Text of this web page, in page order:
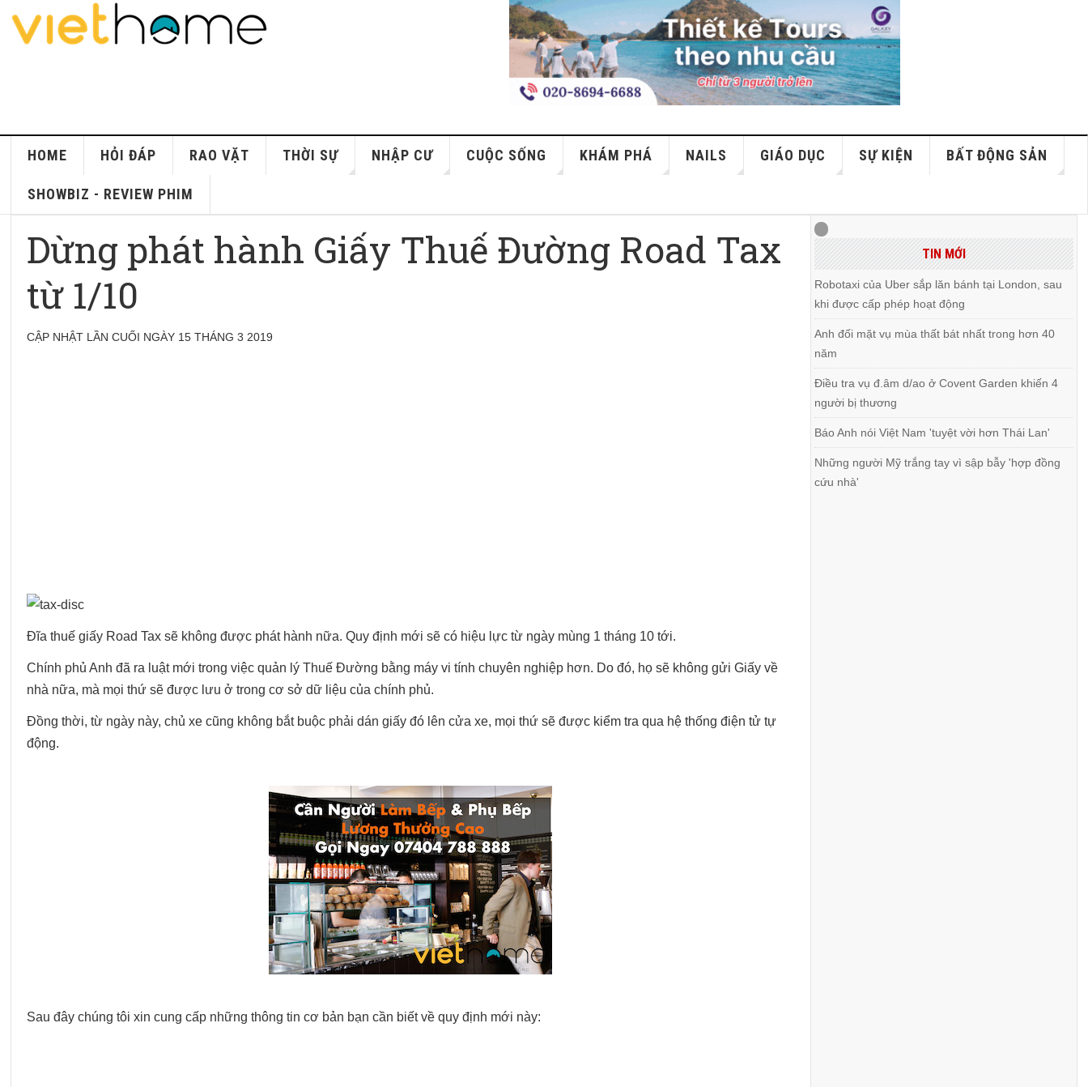
HOME HỎI ĐÁP RAO VẶT THỜI SỰ NHẬP CƯ CUỘC SỐNG KHÁM PHÁ NAILS GIÁO DỤC SỰ KIỆN BẤT ĐỘNG SẢN
SHOWBIZ - REVIEW PHIM
Dừng phát hành Giấy Thuế Đường Road Tax
từ 1/10
CẬP NHẬT LẦN CUỐI NGÀY 15 THÁNG 3 2019
Đĩa thuế giấy Road Tax sẽ không được phát hành nữa. Quy định mới sẽ có hiệu lực từ ngày mùng 1 tháng 10 tới.
Chính phủ Anh đã ra luật mới trong việc quản lý Thuế Đường bằng máy vi tính chuyên nghiệp hơn. Do đó, họ sẽ không gửi Giấy về
nhà nữa, mà mọi thứ sẽ được lưu ở trong cơ sở dữ liệu của chính phủ.
Đồng thời, từ ngày này, chủ xe cũng không bắt buộc phải dán giấy đó lên cửa xe, mọi thứ sẽ được kiểm tra qua hệ thống điện tử tự
động.
Sau đây chúng tôi xin cung cấp những thông tin cơ bản bạn cần biết về quy định mới này:
TIN MỚI
Robotaxi của Uber sắp lăn bánh tại London, sau
khi được cấp phép hoạt động
Anh đối mặt vụ mùa thất bát nhất trong hơn 40
năm
Điều tra vụ đ.âm d/ao ở Covent Garden khiến 4
người bị thương
Báo Anh nói Việt Nam 'tuyệt vời hơn Thái Lan'
Những người Mỹ trắng tay vì sập bẫy 'hợp đồng
cứu nhà'